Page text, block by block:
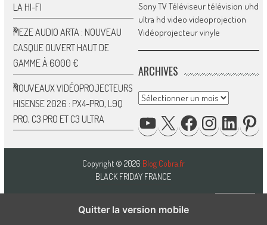
LA HI-FI
MEZE AUDIO ARTA : NOUVEAU
CASQUE OUVERT HAUT DE
GAMME À 6000 €
NOUVEAUX VIDÉOPROJECTEURS
HISENSE 2026 : PX4-PRO, L9Q
PRO, C3 PRO ET C3 ULTRA
SonyTVTéléviseur télévision uhd
ultra hd video videoprojection
Vidéoprojecteurvinyle
ARCHIVES
Archives
YOUTUBE INSTAGRAM
Copyright © 2026 Blog Cobra.fr
BLACK FRIDAY FRANCE
Quitter la version mobile